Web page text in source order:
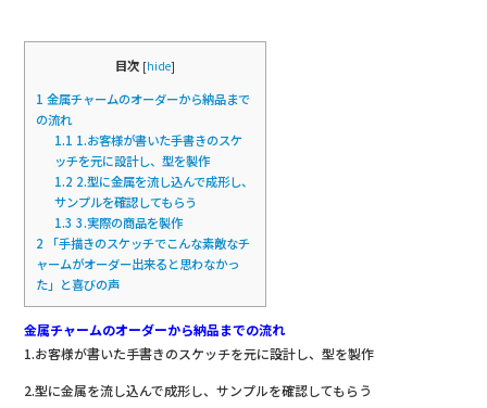
目次 [hide]
1 金属チャームのオーダーから納品まで
の流れ
1.1 1.お客様が書いた手書きのスケ
ッチを元に設計し、型を製作
1.2 2.型に金属を流し込んで成形し、
サンプルを確認してもらう
1.3 3.実際の商品を製作
2 「手描きのスケッチでこんな素敵なチ
ャームがオーダー出来ると思わなかっ
た」と喜びの声
金属チャームのオーダーから納品までの流れ
1.お客様が書いた手書きのスケッチを元に設計し、型を製作
2.型に金属を流し込んで成形し、サンプルを確認してもらう